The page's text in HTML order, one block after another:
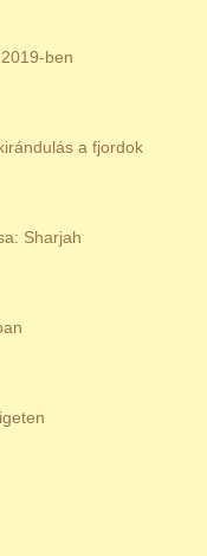
ben
a fjordok
Sharjah